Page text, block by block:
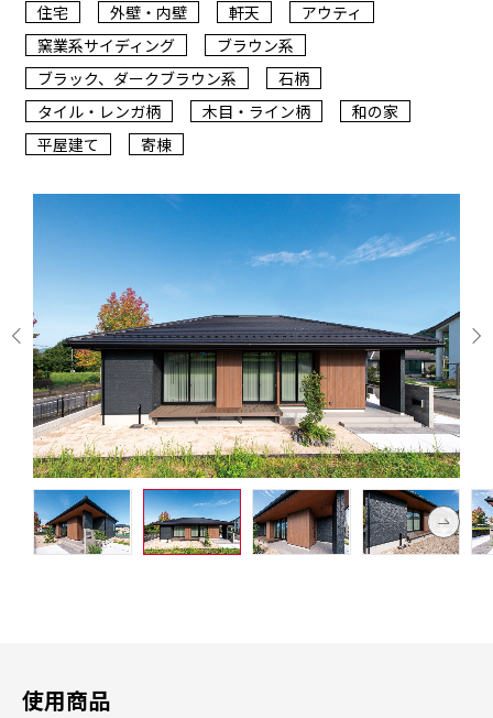
住宅
外壁・内壁 軒天
アウティ
窯業系サイディング
ブラウン系
ブラック、ダークブラウン系
石柄
タイル・レンガ柄
木目・ライン柄
和の家
平屋建て
寄棟
使用商品